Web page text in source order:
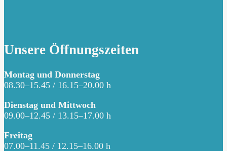
Unsere Öffnungszeiten
Montag und Donnerstag
08.30–15.45 / 16.15–20.00 h
Dienstag und Mittwoch
09.00–12.45 / 13.15–17.00 h
Freitag
07.00–11.45 / 12.15–16.00 h